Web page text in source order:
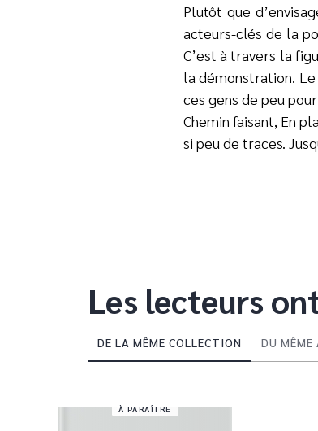
Plutôt que
acteurs-clés de la
C’est à travers la
la démonstration.
ces gens de peu
Chemin faisant, En
si peu de traces.
Les lecteurs
DE LA MÊME COLLECTION DU MÊME
À PARAÎTRE